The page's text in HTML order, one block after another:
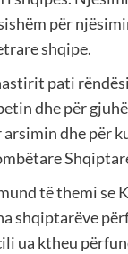
për
shqipe.
pati
dhe për
arsimin dhe për
të themi se
shqiptarëve
ua ktheu